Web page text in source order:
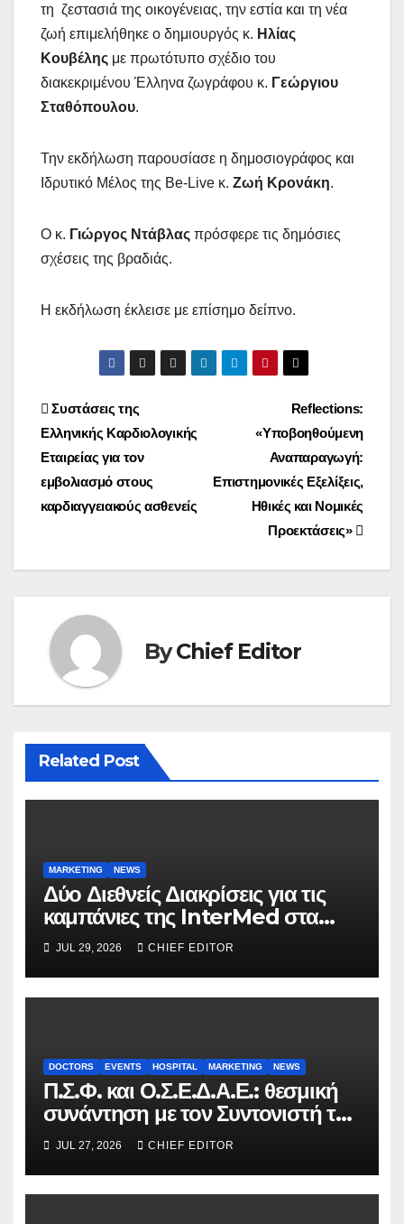
τη ζεστασιά της οικογένειας, την εστία και τη νέα
ζωή επιμελήθηκε ο δημιουργός κ. Ηλίας
Κουβέλης με πρωτότυπο σχέδιο του
διακεκριμένου Έλληνα ζωγράφου κ. Γεώργιου
Σταθόπουλου.
Την εκδήλωση παρουσίασε η δημοσιογράφος και
Ιδρυτικό Μέλος της Be-Live κ. Ζωή Κρονάκη.
Ο κ. Γιώργος Ντάβλας πρόσφερε τις δημόσιες
σχέσεις της βραδιάς.
Η εκδήλωση έκλεισε με επίσημο δείπνο.
Post
navigation
Reflections:
«Υποβοηθούμενη
Αναπαραγωγή:
Επιστημονικές Εξελίξεις,
Ηθικές και Νομικές
Προεκτάσεις»
Συστάσεις της
Ελληνικής Καρδιολογικής
Εταιρείας για τον
εμβολιασμό στους
καρδιαγγειακούς ασθενείς
ByChief Editor
Related Post
MARKETING NEWS
Δύο Διεθνείς Διακρίσεις για τις
καμπάνιες της InterMed στα
FOOH Awards 2026
JUL 29, 2026 CHIEF EDITOR
DOCTORS EVENTS HOSPITAL MARKETING NEWS
Π.Σ.Φ. και Ο.Σ.Ε.Δ.Α.Ε.: θεσμική
συνάντηση με τον Συντονιστή του
Γραφείου του Πρωθυπουργού
JUL 27, 2026 CHIEF EDITOR